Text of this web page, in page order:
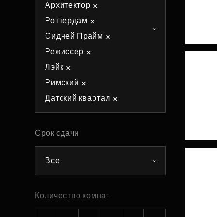
Архитектор
Роттердам
Сидней Прайм
Режиссер
Лэйк
Римский
Датский квартал
Срок сдачи
Все
Количество комнат